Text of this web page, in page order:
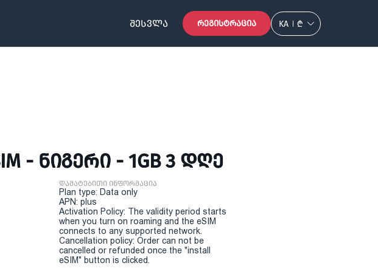
ᲨᲔᲡᲕᲚᲐ ᲠᲔᲒᲘᲡᲢᲠᲐᲪᲘᲐ KA ₾
- ᲜᲘᲒᲔᲠᲘ - 1GB 3 ᲓᲦᲔ
დამატებითი ინფორმაცია
Plan type: Data only
APN: plus
Activation Policy: The validity period starts
when you turn on roaming and the eSIM
connects to any supported network.
Cancellation policy: Order can not be
cancelled or refunded once the "install
eSIM" button is clicked.